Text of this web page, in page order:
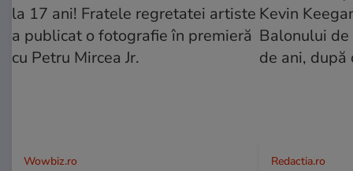
Wowbiz.ro Redactia.ro